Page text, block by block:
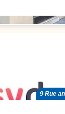
9 Rue